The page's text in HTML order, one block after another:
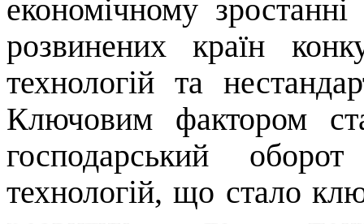
економічному
розвинених країн
технологій та
Ключовим фактором
господарський
технологій, що стало